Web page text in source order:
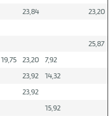
23,84
23,20
25,87
19,75 23,20
7,92
23,92
14,32
23,92
15,92